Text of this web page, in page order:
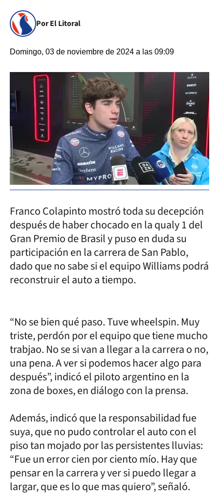
Por El Litoral
Domingo, 03 de noviembre de 2024 a las 09:09
Franco Colapinto mostró toda su decepción
después de haber chocado en la qualy 1 del
Gran Premio de Brasil y puso en duda su
participación en la carrera de San Pablo,
dado que no sabe si el equipo Williams podrá
reconstruir el auto a tiempo.
“No se bien qué paso. Tuve wheelspin. Muy
triste, perdón por el equipo que tiene mucho
trabjao. No se si van a llegar a la carrera o no,
una pena. A ver si podemos hacer algo para
después”, indicó el piloto argentino en la
zona de boxes, en diálogo con la prensa.
Además, indicó que la responsabilidad fue
suya, que no pudo controlar el auto con el
piso tan mojado por las persistentes lluvias:
“Fue un error cien por ciento mío. Hay que
pensar en la carrera y ver si puedo llegar a
largar, que es lo que mas quiero”, señaló.